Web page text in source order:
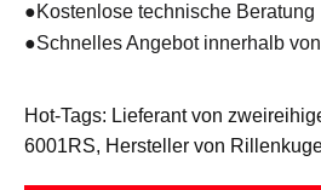
●Kostenlose technische Beratung
●Schnelles Angebot innerhalb
Hot-Tags: Lieferant von
6001RS, Hersteller von